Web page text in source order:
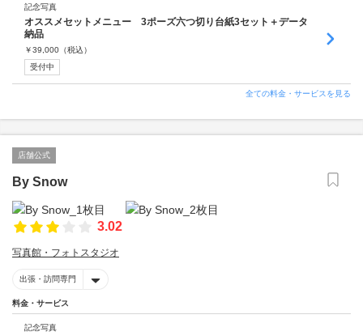
記念写真
オススメセットメニュー 3ポーズ六つ切り台紙3セット＋データ
納品
￥39,000 （税込）
受付中
全ての料金・サービスを見る
店舗公式
By Snow
3.02
写真館・フォトスタジオ
出張・訪問専門
料金・サービス
記念写真